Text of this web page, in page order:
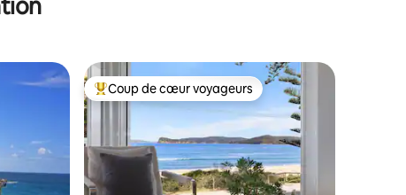
Coups de cœur voyageurs les plus appréciés
Coup de cœur voyageurs